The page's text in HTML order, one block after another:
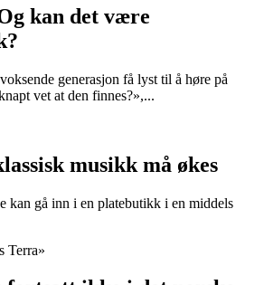
kan det være
generasjon få lyst til å høre på
vet at den finnes?»,...
musikk må økes
kan gå inn i en platebutikk i en middels